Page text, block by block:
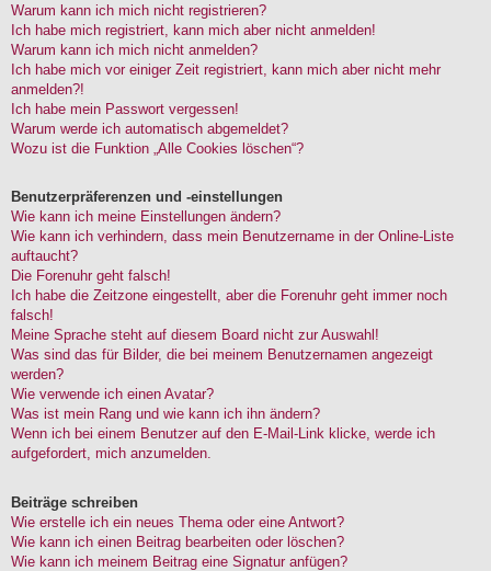
Warum kann ich mich nicht registrieren?
Ich habe mich registriert, kann mich aber nicht anmelden!
Warum kann ich mich nicht anmelden?
Ich habe mich vor einiger Zeit registriert, kann mich aber nicht mehr
anmelden?!
Ich habe mein Passwort vergessen!
Warum werde ich automatisch abgemeldet?
Wozu ist die Funktion „Alle Cookies löschen“?
Benutzerpräferenzen und -einstellungen
Wie kann ich meine Einstellungen ändern?
Wie kann ich verhindern, dass mein Benutzername in der Online-Liste
auftaucht?
Die Forenuhr geht falsch!
Ich habe die Zeitzone eingestellt, aber die Forenuhr geht immer noch
falsch!
Meine Sprache steht auf diesem Board nicht zur Auswahl!
Was sind das für Bilder, die bei meinem Benutzernamen angezeigt
werden?
Wie verwende ich einen Avatar?
Was ist mein Rang und wie kann ich ihn ändern?
Wenn ich bei einem Benutzer auf den E-Mail-Link klicke, werde ich
aufgefordert, mich anzumelden.
Beiträge schreiben
Wie erstelle ich ein neues Thema oder eine Antwort?
Wie kann ich einen Beitrag bearbeiten oder löschen?
Wie kann ich meinem Beitrag eine Signatur anfügen?